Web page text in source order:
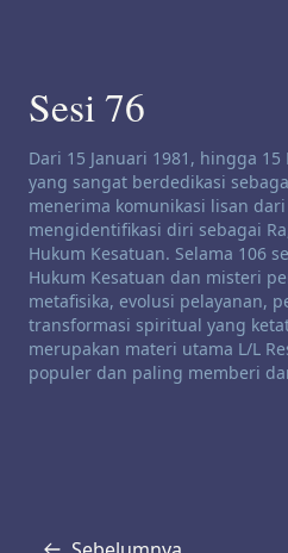
Sesi 76
Penafian saluran:
Dari 15 Januari 1981, hingga
yang sangat berdedikasi
menerima komunikasi lisan
mengidentifikasi diri sebagai
Hukum Kesatuan. Selama 106
Hukum Kesatuan dan misteri
metafisika, evolusi pelayanan,
transformasi spiritual yang
merupakan materi utama L/L
populer dan paling memberi